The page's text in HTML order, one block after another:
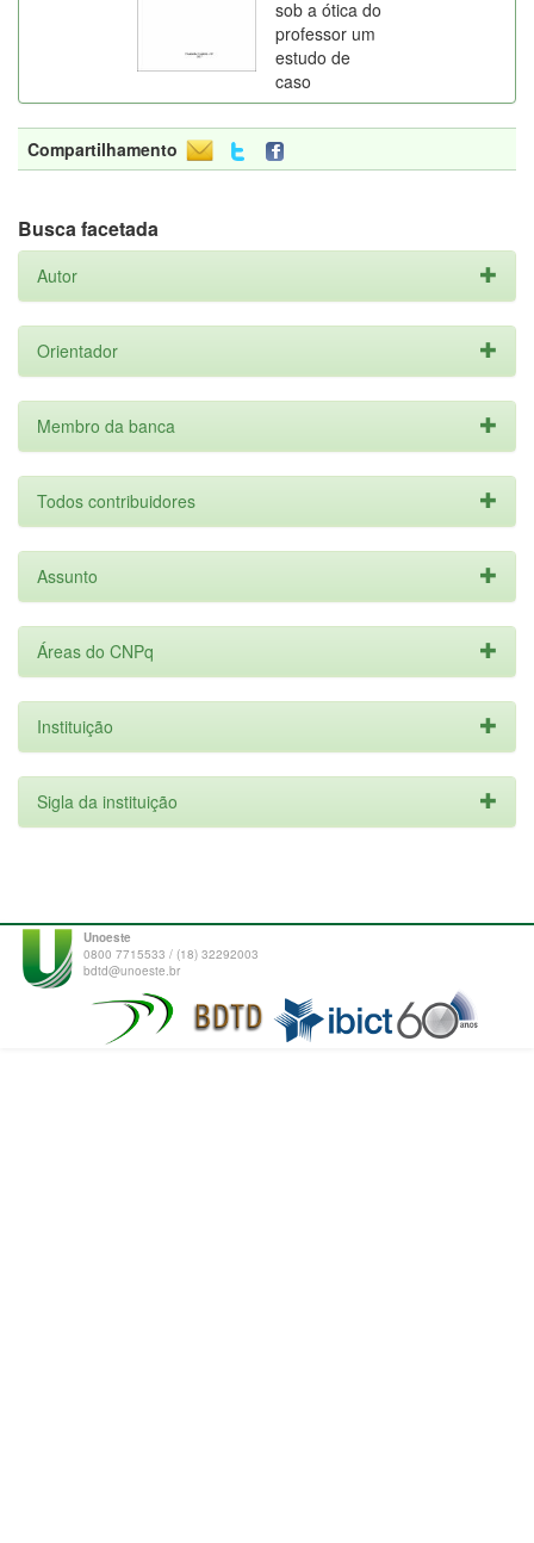
sob a ótica do
professor um
estudo de
caso
Compartilhamento
Busca facetada
Autor
Orientador
Membro da banca
Todos contribuidores
Assunto
Áreas do CNPq
Instituição
Sigla da instituição
Unoeste
0800 7715533 / (18) 32292003
bdtd@unoeste.br